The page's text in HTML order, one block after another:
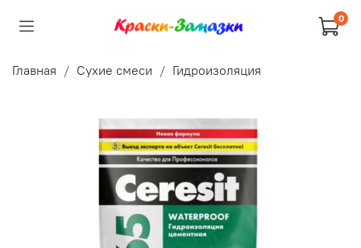
0
Главная Сухие смеси Гидроизоляция